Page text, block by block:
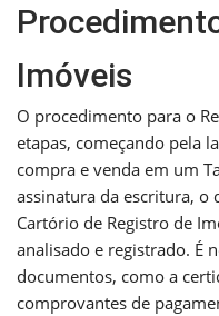
Imóveis
O procedimento para o
etapas, começando pela
compra e venda em um
assinatura da escritura, o
Cartório de Registro de
analisado e registrado. É
documentos, como a
comprovantes de